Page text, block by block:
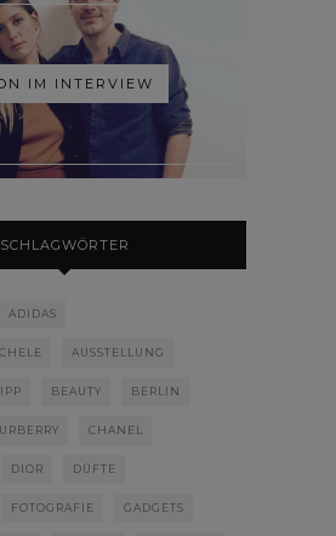
IM INTERVIEW
SCHLAGWÖRTER
ADIDAS
AUSSTELLUNG
BEAUTY BERLIN
CHANEL
DIOR DÜFTE
FOTOGRAFIE GADGETS